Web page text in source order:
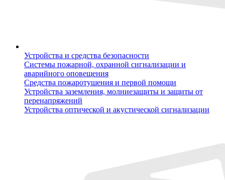
Устройства и средства безопасности
Системы пожарной, охранной сигнализации и
аварийного оповещения
Средства пожаротушения и первой помощи
Устройства заземления, молниезащиты и защиты от
перенапряжений
Устройства оптической и акустической сигнализации